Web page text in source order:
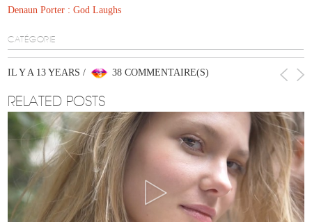
Denaun Porter : God Laughs
CATÉGORIE
IL Y A 13 YEARS / 38 COMMENTAIRE(S)
RELATED POSTS